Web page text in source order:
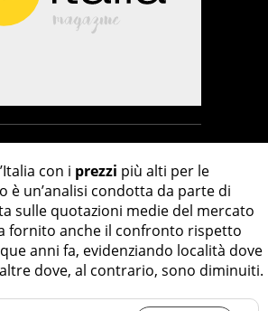
con i prezzi più alti per le
è un’analisi condotta da parte di
sulle quotazioni medie del mercato
fornito anche il confronto rispetto
anni fa, evidenziando località dove
dove, al contrario, sono diminuiti.